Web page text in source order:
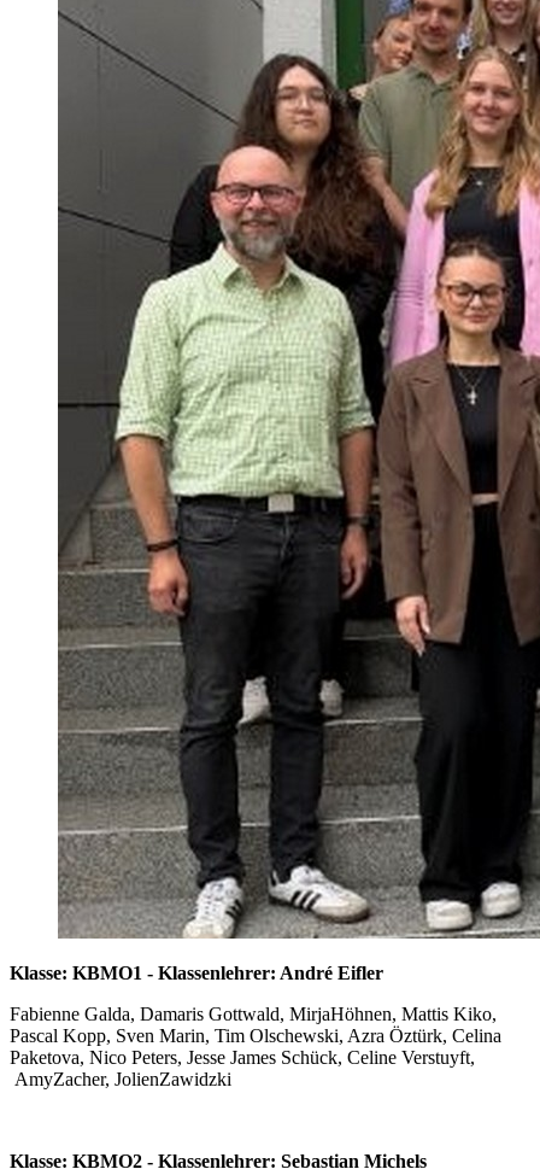
Klasse: KBMO1 - Klassenlehrer: André Eifler
Fabienne Galda, Damaris Gottwald, MirjaHöhnen, Mattis Kiko,
Pascal Kopp, Sven Marin, Tim Olschewski, Azra Öztürk, Celina
Paketova, Nico Peters, Jesse James Schück, Celine Verstuyft,
AmyZacher, JolienZawidzki
Klasse: KBMO2 - Klassenlehrer: Sebastian Michels